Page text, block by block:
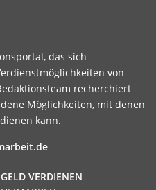
das sich
von
recherchiert
Möglichkeiten, mit denen
kann.
GELD VERDIENEN